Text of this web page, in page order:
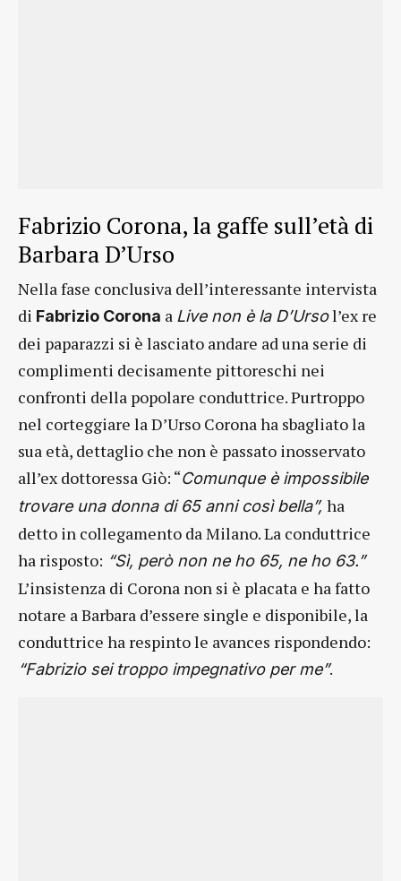
Fabrizio Corona, la gaffe sull’età di
Barbara D’Urso
Nella fase conclusiva dell’interessante intervista
di Fabrizio Corona a Live non è la D’Ursol’ex re
dei paparazzi si è lasciato andare ad una serie di
complimenti decisamente pittoreschi nei
confronti della popolare conduttrice. Purtroppo
nel corteggiare la D’Urso Corona ha sbagliato la
sua età, dettaglio che non è passato inosservato
all’ex dottoressa Giò: “Comunque è impossibile
trovare una donna di 65 anni così bella”, ha
detto in collegamento da Milano. La conduttrice
ha risposto: “Sì, però non ne ho 65, ne ho 63.”
L’insistenza di Corona non si è placata e ha fatto
notare a Barbara d’essere single e disponibile, la
conduttrice ha respinto le avances rispondendo:
“Fabrizio sei troppo impegnativo per me”.